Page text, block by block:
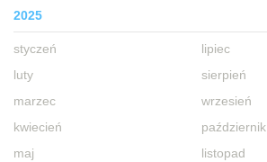
2025
styczeń
luty
marzec
kwiecień
maj
lipiec
sierpień
wrzesień
październik
listopad